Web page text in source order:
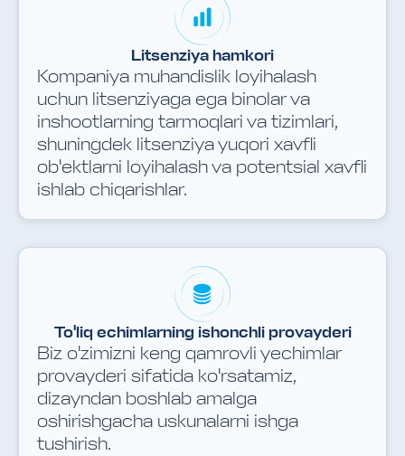
Litsenziya hamkori
Kompaniya muhandislik loyihalash
uchun litsenziyaga ega binolar va
inshootlarning tarmoqlari va tizimlari,
shuningdek litsenziya yuqori xavfli
ob'ektlarni loyihalash va potentsial xavfli
ishlab chiqarishlar.
To'liq echimlarning ishonchli provayderi
Biz o'zimizni keng qamrovli yechimlar
provayderi sifatida ko'rsatamiz,
dizayndan boshlab amalga
oshirishgacha uskunalarni ishga
tushirish.